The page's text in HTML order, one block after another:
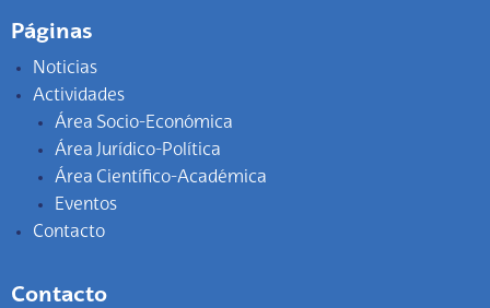
Páginas
Noticias
Actividades
Área Socio-Económica
Área Jurídico-Política
Área Científico-Académica
Eventos
Contacto
Contacto